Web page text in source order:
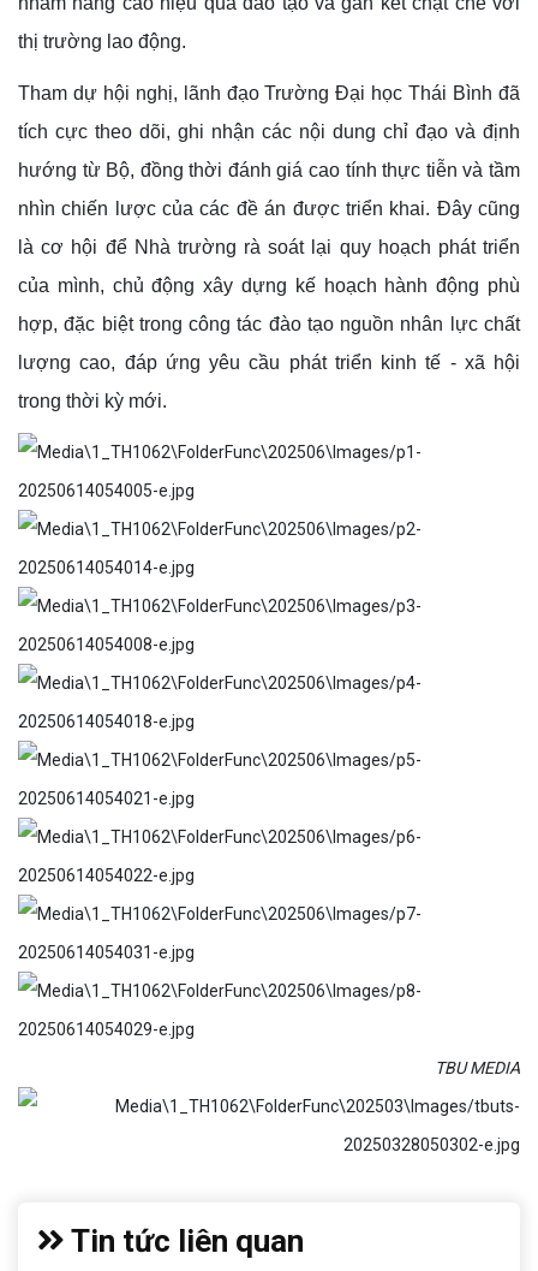
thị trường lao động.
Tham dự hội nghị, lãnh đạo Trường Đại học Thái Bình đã
tích cực theo dõi, ghi nhận các nội dung chỉ đạo và định
hướng từ Bộ, đồng thời đánh giá cao tính thực tiễn và tầm
nhìn chiến lược của các đề án được triển khai. Đây cũng
là cơ hội để Nhà trường rà soát lại quy hoạch phát triển
của mình, chủ động xây dựng kế hoạch hành động phù
hợp, đặc biệt trong công tác đào tạo nguồn nhân lực chất
lượng cao, đáp ứng yêu cầu phát triển kinh tế - xã hội
trong thời kỳ mới.
TBU MEDIA
Tin tức liên quan